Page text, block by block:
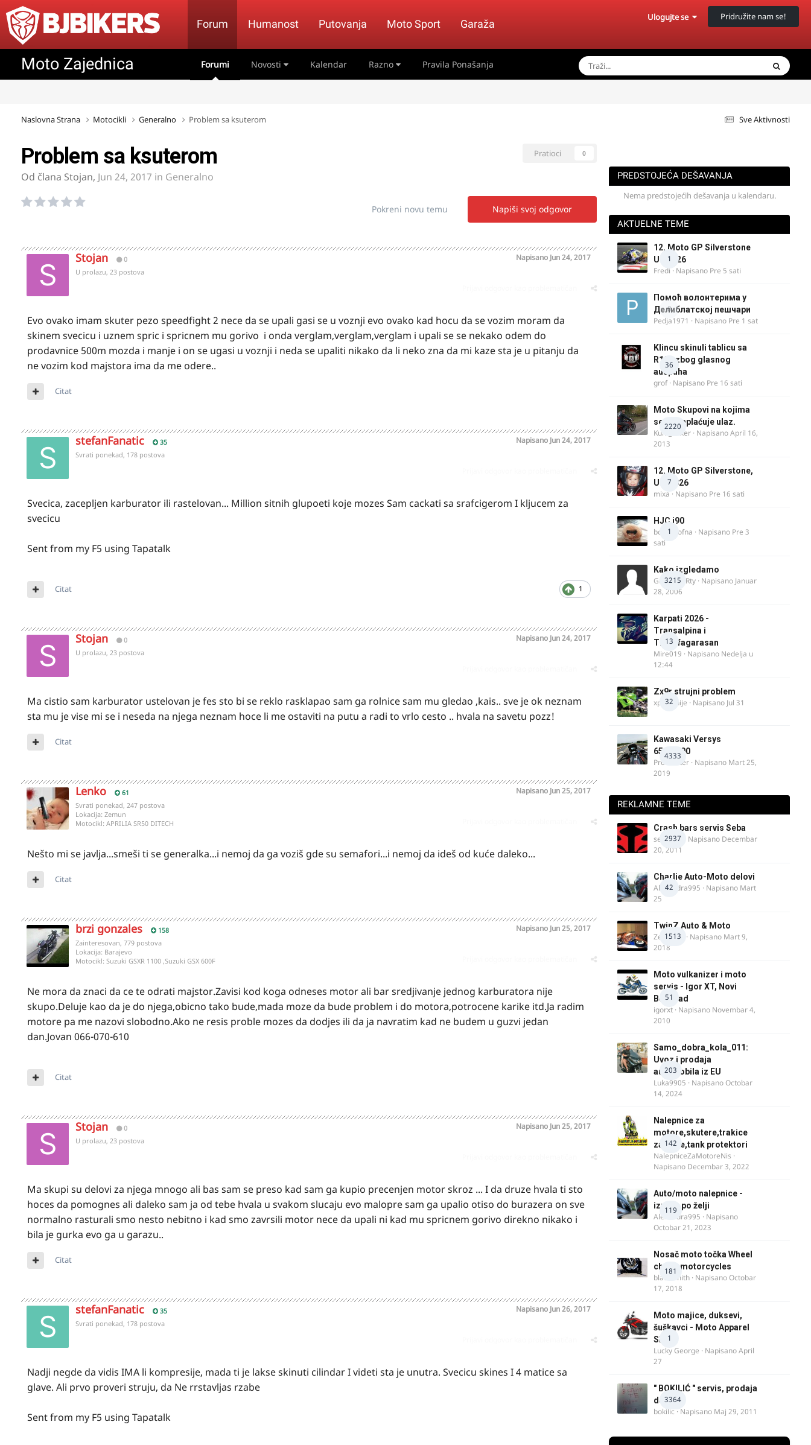
Forum Humanost Putovanja Moto Sport Garaža
Ulogujte se Pridružite nam se!
Moto Zajednica Forumi Novosti Kalendar Razno Pravila Ponašanja
Sve Aktivnosti
Naslovna Strana Motocikli Generalno Problem sa ksuterom
Pratioci 0
Problem sa ksuterom
Od člana Stojan, Jun 24, 2017 in Generalno
Napiši svoj odgovor
Pokreni novu temu
Stojan 0 Napisano Jun 24, 2017
U prolazu, 23 postova
Evo ovako imam skuter pezo speedfight 2 nece da se upali gasi se u voznji evo ovako kad hocu da se vozim moram da
skinem svecicu i uznem spric i spricnem mu gorivo i onda verglam,verglam,verglam i upali se se nekako odem do
prodavnice 500m mozda i manje i on se ugasi u voznji i neda se upaliti nikako da li neko zna da mi kaze sta je u pitanju da
ne vozim kod majstora ima da me odere..
Citat
stefanFanatic 35 Napisano Jun 24, 2017
Svrati ponekad, 178 postova
Svecica, zacepljen karburator ili rastelovan... Million sitnih glupoeti koje mozes Sam cackati sa srafcigerom I kljucem za
svecicu
Sent from my F5 using Tapatalk
1
Citat
Stojan 0 Napisano Jun 24, 2017
U prolazu, 23 postova
Ma cistio sam karburator ustelovan je fes sto bi se reklo rasklapao sam ga rolnice sam mu gledao ,kais.. sve je ok neznam
sta mu je vise mi se i neseda na njega neznam hoce li me ostaviti na putu a radi to vrlo cesto .. hvala na savetu pozz!
Citat
Lenko 61 Napisano Jun 25, 2017
Svrati ponekad, 247 postova
Lokacija: Zemun
Motocikl: APRILIA SR50 DITECH
Nešto mi se javlja...smeši ti se generalka...i nemoj da ga voziš gde su semafori...i nemoj da ideš od kuće daleko...
Citat
brzi gonzales 158 Napisano Jun 25, 2017
Zainteresovan, 779 postova
Lokacija: Barajevo
Motocikl: Suzuki GSXR 1100 ,Suzuki GSX 600F
Ne mora da znaci da ce te odrati majstor.Zavisi kod koga odneses motor ali bar sredjivanje jednog karburatora nije
skupo.Deluje kao da je do njega,obicno tako bude,mada moze da bude problem i do motora,potrocene karike itd.Ja radim
motore pa me nazovi slobodno.Ako ne resis proble mozes da dodjes ili da ja navratim kad ne budem u guzvi jedan
dan.Jovan 066-070-610
Citat
Stojan 0 Napisano Jun 25, 2017
U prolazu, 23 postova
Ma skupi su delovi za njega mnogo ali bas sam se preso kad sam ga kupio precenjen motor skroz ... I da druze hvala ti sto
hoces da pomognes ali daleko sam ja od tebe hvala u svakom slucaju evo malopre sam ga upalio otiso do burazera on sve
normalno rasturali smo nesto nebitno i kad smo zavrsili motor nece da upali ni kad mu spricnem gorivo direkno nikako i
bila je gurka evo ga u garazu..
Citat
stefanFanatic 35 Napisano Jun 26, 2017
Svrati ponekad, 178 postova
Nadji negde da vidis IMA li kompresije, mada ti je lakse skinuti cilindar I videti sta je unutra. Svecicu skines I 4 matice sa
glave. Ali prvo proveri struju, da Ne rrstavljas rzabe
Sent from my F5 using Tapatalk
PREDSTOJEĆA DEŠAVANJA
Nema predstojećih dešavanja u kalendaru.
AKTUELNE TEME
1
12. Moto GP Silverstone
UK 2026
Fredi · Napisano Pre 5 sati
0
Помоћ волонтерима у
Делиблатској пешчари
Pedja1971 · Napisano Pre 1 sat
36
Klincu skinuli tablicu sa
R125 zbog glasnog
auspuha
grof· Napisano Pre 16 sati
2220
Moto Skupovi na kojima
se ne naplaćuje ulaz.
Kum_Mixer · NapisanoApril 16,
2013
7
12. Moto GP Silverstone,
UK, 2026
mixa · Napisano Pre 16 sati
1
HJC i90
bobi_krofna · Napisano Pre 3
sati
3215
Kako izgledamo
Guest diRRty · Napisano Januar
28, 2006
13
Karpati 2026 -
Transalpina i
Transfagarasan
Mire019 · Napisano Nedelja u
12:44
32
Zx9r strujni problem
xpetronije · Napisano Jul 31
4333
Kawasaki Versys
650/1000
ProMaster · Napisano Mart 25,
2019
REKLAMNE TEME
2937
Crash bars servis Seba
seba011 · Napisano Decembar
20, 2011
42
Charlie Auto-Moto delovi
Alexandra995 · Napisano Mart
25
1513
TwinZ Auto & Moto
Zeljkamp · Napisano Mart 9,
2018
51
Moto vulkanizer i moto
servis - Igor XT, Novi
Beograd
igorxt · Napisano Novembar 4,
2010
203
Samo_dobra_kola_011:
Uvoz i prodaja
automobila iz EU
Luka9905 · NapisanoOctobar
14, 2024
142
Nalepnice za
motore,skutere,trakice
za felne,tank protektori
NalepniceZaMotoreNis ·
Napisano Decembar 3, 2022
119
Auto/moto nalepnice -
izrada po želji
Alexandra995 · Napisano
Octobar 21, 2023
181
Nosač moto točka Wheel
chock motorcycles
blacksmith · NapisanoOctobar
17, 2018
1
Moto majice, duksevi,
šuškavci - Moto Apparel
SRB
Lucky George · NapisanoApril
27
3364
" BOKILIĆ " servis, prodaja
delova
bokilic · Napisano Maj 29, 2011